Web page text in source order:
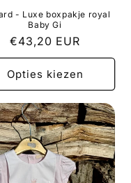
- Luxe boxpakje royal
Baby Gi
Normale
prijs
€43,20 EUR
Opties kiezen